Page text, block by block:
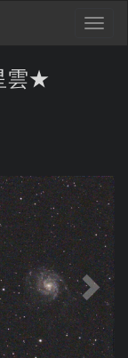
雲★